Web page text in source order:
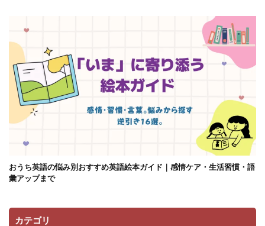
おうち英語の悩み別おすすめ英語絵本ガイド｜感情ケア・生活習慣・語
彙アップまで
カテゴリ